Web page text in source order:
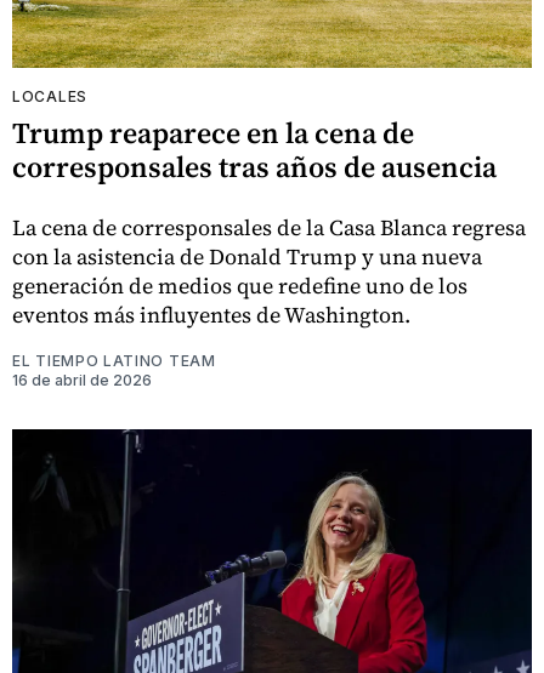
LOCALES
Trump reaparece en la cena de
corresponsales tras años de ausencia
La cena de corresponsales de la Casa Blanca regresa
con la asistencia de Donald Trump y una nueva
generación de medios que redefine uno de los
eventos más influyentes de Washington.
EL TIEMPO LATINO TEAM
16 de abril de 2026